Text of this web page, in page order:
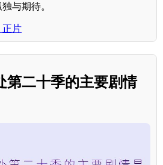
与期待。
正片
第二十季的主要剧情